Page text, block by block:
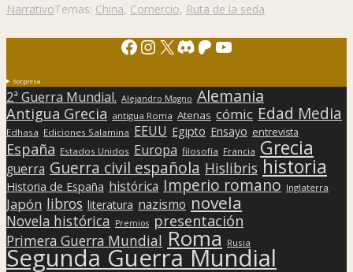
NarrativoTemas: China, Comercio, Ruta de la seda
Facebook
Instagram
X Discord
Patreon
YouTube
Sorpresa
2ª Guerra Mundial. Alejandro Magno Alemania
Antigua Grecia antigua Roma Atenas cómic Edad Media
Edhasa Ediciones Salamina EEUU Egipto Ensayo entrevista
España Estados Unidos Europa filosofía Francia Grecia
guerra Guerra civil española Hislibris historia
Historia de España histórica Imperio romano Inglaterra
Japón libros literatura nazismo novela
Novela histórica Premios presentación
Primera Guerra Mundial Roma Rusia
Segunda Guerra Mundial